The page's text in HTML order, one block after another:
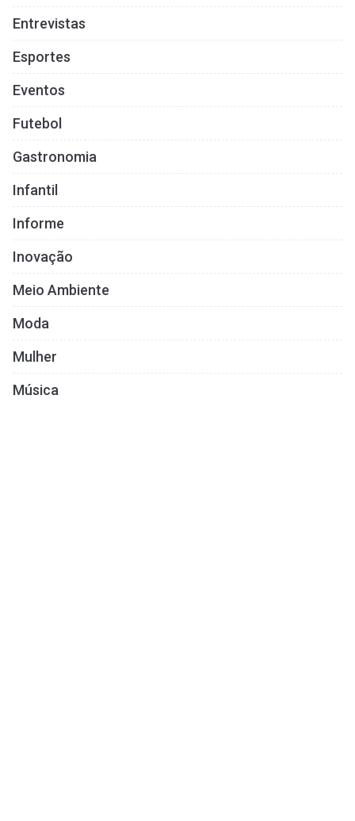
Entrevistas
Esportes
Eventos
Futebol
Gastronomia
Infantil
Informe
Inovação
Meio Ambiente
Moda
Mulher
Música